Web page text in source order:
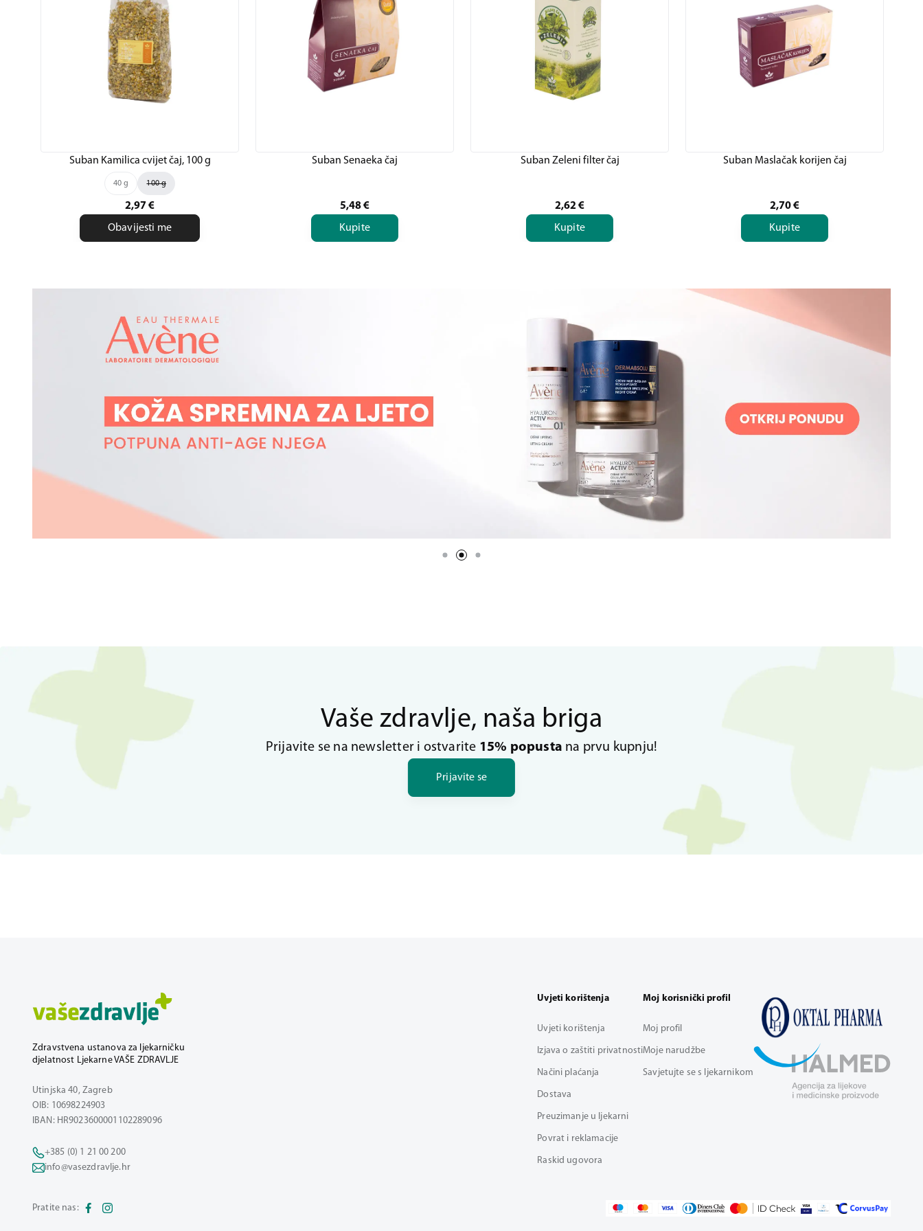
Suban Kamilica cvijet čaj, 100 g
40 g 100 g
2,97 €
Obavijesti me
Suban Senaeka čaj
5,48€
Kupite
Suban Zeleni filter čaj
2,62 €
Kupite
Suban Maslačak korijen čaj
2,70€
Kupite
Vaše zdravlje, naša briga
Prijavite se na newsletter i ostvarite 15% popusta na prvu kupnju!
Prijavite se
Zdravstvena ustanova za ljekarničku
djelatnost Ljekarne VAŠE ZDRAVLJE
Utinjska 40, Zagreb
OIB: 10698224903
IBAN: HR9023600001102289096
+385 (0) 1 21 00 200
info@vasezdravlje.hr
Uvjeti korištenja
Uvjeti korištenja
Izjava o zaštiti privatnosti
Načini plaćanja
Dostava
Preuzimanje u ljekarni
Povrat i reklamacije
Raskid ugovora
Moj korisnički profil
Moj profil
Moje narudžbe
Savjetujte se s ljekarnikom
Pratite nas: